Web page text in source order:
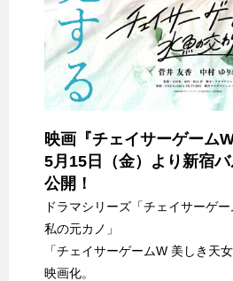
映画『チェイサーゲーム
5月15日（金）より新宿
公開！
ドラマシリーズ「チェイサーゲ
私の元カノ」
「チェイサーゲームW 美しき天
映画化。